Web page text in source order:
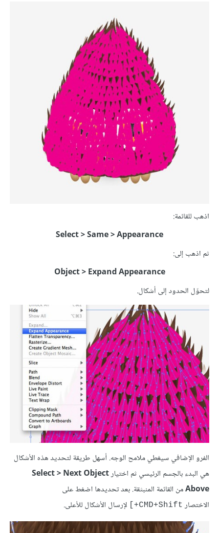
اذهب للقائمة:
Select > Same > Appearance
ثم اذهب إلى:
Object > Expand Appearance
لتحوّل الحدود إلى أشكال.
الفرو الإضافي سيغطي ملامح الوجه. أسهل طريقة لتحديد هذه الأشكال
هي البدء بالجسم الرئيسي ثم اختيارSelect > Next Object
Aboveمن القائمة المنبثقة. بعد تحديدها اضغط على
الاختصار CMD+Shift+] لإرسال الأشكال للأعلى.